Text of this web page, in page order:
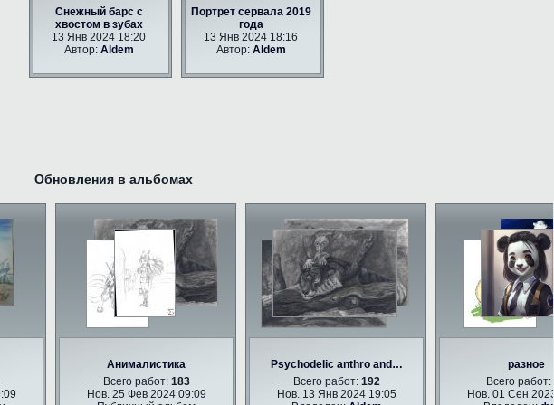
Снежный барс с
хвостом в зубах
13 Янв 2024 18:20
Автор: Aldem
Портрет сервала 2019
года
13 Янв 2024 18:16
Автор: Aldem
Обновления в альбомах
Анималистика
Всего работ:183
Нов. 25 Фев 2024 09:09
Psychodelic anthro and…
Всего работ:192
Нов. 13 Янв 2024 19:05
разное
Всего работ:26
Нов. 01 Сен 2023